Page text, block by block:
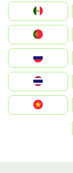
South Korea
Nederland
Portugal
România
Slovensko
United States
Vietnam